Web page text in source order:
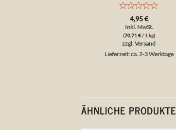
Bewertet
mit
von
5
4,95€
Inkl. MwSt.
(70,71 €/ 1 kg)
zzgl.Versand
Lieferzeit: ca. 2-3 Werktage
ÄHNLICHE PRODUKTE